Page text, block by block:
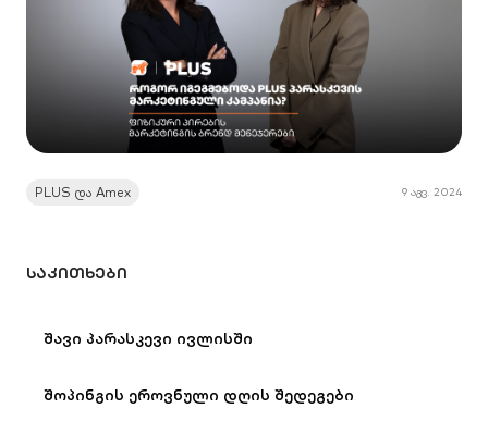
PLUS და Amex 9 აგვ. 2024
ᲡᲐᲙᲘᲗᲮᲔᲑᲘ
შავი პარასკევი ივლისში
შოპინგის ეროვნული დღის შედეგები